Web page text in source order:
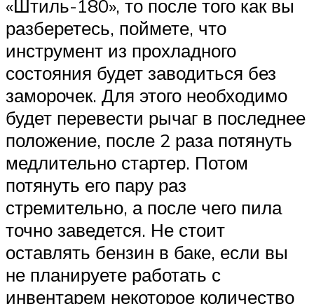
«Штиль-180», то после того как вы
разберетесь, поймете, что
инструмент из прохладного
состояния будет заводиться без
заморочек. Для этого необходимо
будет перевести рычаг в последнее
положение, после 2 раза потянуть
медлительно стартер. Потом
потянуть его пару раз
стремительно, а после чего пила
точно заведется. Не стоит
оставлять бензин в баке, если вы
не планируете работать с
инвентарем некоторое количество